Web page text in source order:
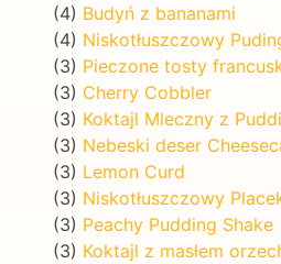
(4) Budyń z bananami
(4) Niskotłuszczowy
(3) Pieczone tosty
(3) Cherry Cobbler
(3) Koktajl Mleczny z
(3) Nebeski deser
(3) Lemon Curd
(3) Niskotłuszczowy
(3) Peachy Pudding Shake
(3) Koktajl z masłem